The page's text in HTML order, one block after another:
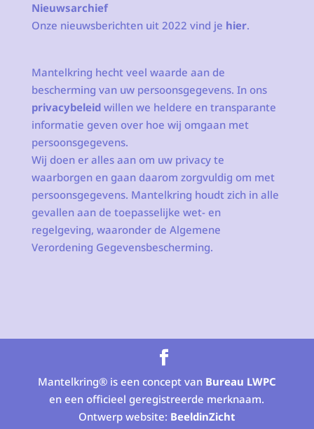
Nieuwsarchief
Onze nieuwsberichten uit 2022 vind je hier.
Mantelkring hecht veel waarde aan de
bescherming van uw persoonsgegevens. In ons
privacybeleidwillen we heldere en transparante
informatie geven over hoe wij omgaan met
persoonsgegevens.
Wij doen er alles aan om uw privacy te
waarborgen en gaan daarom zorgvuldig om met
persoonsgegevens. Mantelkring houdt zich in alle
gevallen aan de toepasselijke wet- en
regelgeving, waaronder de Algemene
Verordening Gegevensbescherming.
Mantelkring® is een concept van Bureau LWPC
en een officieel geregistreerde merknaam.
Ontwerp website: BeeldinZicht